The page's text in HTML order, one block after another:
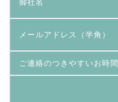
御社名
メールアドレス（半角）
ご連絡のつきやすいお時間